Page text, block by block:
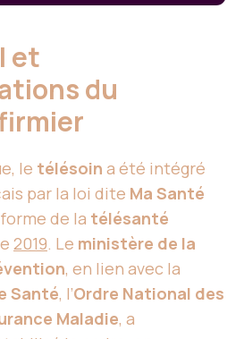
et
du
le télésoin a été intégré
par la loi dite Ma Santé
de la télésanté
2019. Le ministère de la
, en lien avec la
Santé, l’Ordre National des
Maladie, a